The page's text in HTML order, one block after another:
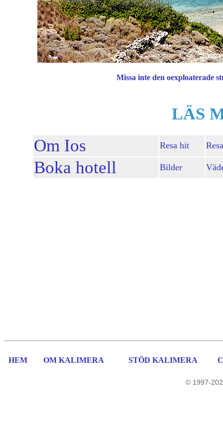
Missa inte den oexploaterade
LÄS
Om Ios Resa hit
Boka hotell Bilder
HEM OM KALIMERA STÖD KALIMERA
© 1997-